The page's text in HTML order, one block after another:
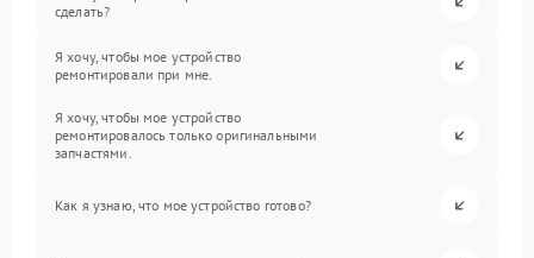
сделать?
Я хочу, чтобы мое устройство
ремонтировали при мне.
Я хочу, чтобы мое устройство
ремонтировалось только оригинальными
запчастями.
Как я узнаю, что мое устройство готово?